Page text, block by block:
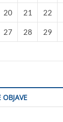
20 21 22
27 28 29
OBJAVE